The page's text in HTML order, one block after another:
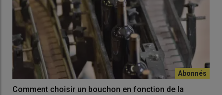
Comment choisir un bouchon en fonction de la